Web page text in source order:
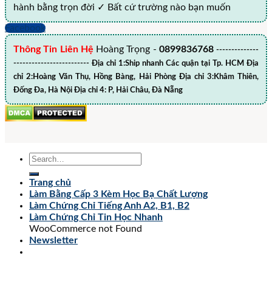
hành bằng trọn đời ✓ Bất cứ trường nào bạn muốn
Facebook
Thông Tin Liên Hệ Hoàng Trọng - 0899836768 --------------
------------------------- Địa chỉ 1:Ship nhanh Các quận tại Tp. HCM Địa
chỉ 2:Hoàng Văn Thụ, Hồng Bàng, Hải Phòng Địa chỉ 3:Khâm Thiên,
Đống Đa, Hà Nội Địa chỉ 4: P, Hải Châu, Đà Nẵng
Trang chủ
Làm Bằng Cấp 3 Kèm Học Bạ Chất Lượng
Làm Chứng Chỉ Tiếng Anh A2, B1, B2
Làm Chứng Chỉ Tin Học Nhanh
WooCommerce not Found
Newsletter